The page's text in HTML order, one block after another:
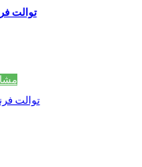
توالت